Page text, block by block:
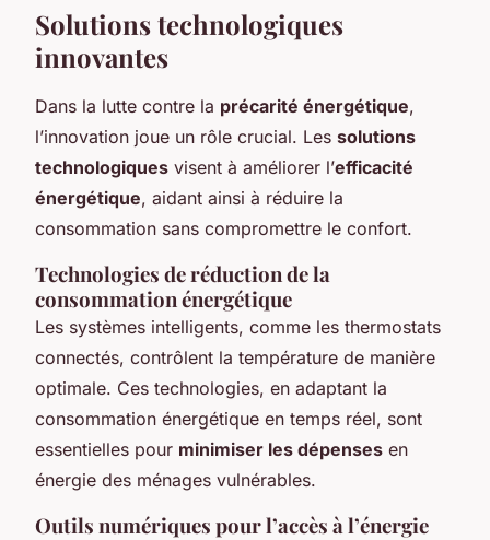
Solutions technologiques
innovantes
Dans la lutte contre la précarité énergétique,
l’innovation joue un rôle crucial. Les solutions
technologiques visent à améliorer l’efficacité
énergétique, aidant ainsi à réduire la
consommation sans compromettre le confort.
Technologies de réduction de la
consommation énergétique
Les systèmes intelligents, comme les thermostats
connectés, contrôlent la température de manière
optimale. Ces technologies, en adaptant la
consommation énergétique en temps réel, sont
essentielles pour minimiser les dépenses en
énergie des ménages vulnérables.
Outils numériques pour l’accès à l’énergie